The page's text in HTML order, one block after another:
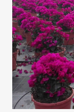
Mettez un peu